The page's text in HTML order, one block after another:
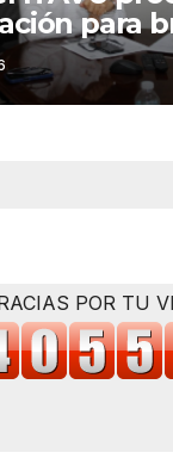
para
POR TU